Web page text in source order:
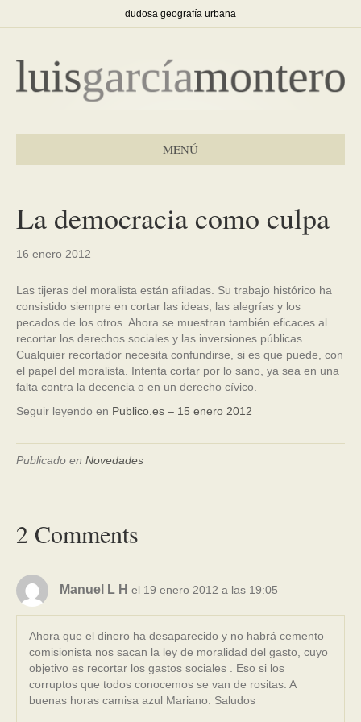
dudosa geografía urbana
MENÚ
La democracia como culpa
16 enero 2012
Las tijeras del moralista están afiladas. Su trabajo histórico ha
consistido siempre en cortar las ideas, las alegrías y los
pecados de los otros. Ahora se muestran también eficaces al
recortar los derechos sociales y las inversiones públicas.
Cualquier recortador necesita confundirse, si es que puede, con
el papel del moralista. Intenta cortar por lo sano, ya sea en una
falta contra la decencia o en un derecho cívico.
Seguir leyendo en Publico.es – 15 enero 2012
Publicado en Novedades
2 Comments
Manuel L H el 19 enero 2012 a las 19:05
Ahora que el dinero ha desaparecido y no habrá cemento
comisionista nos sacan la ley de moralidad del gasto, cuyo
objetivo es recortar los gastos sociales . Eso si los
corruptos que todos conocemos se van de rositas. A
buenas horas camisa azul Mariano. Saludos